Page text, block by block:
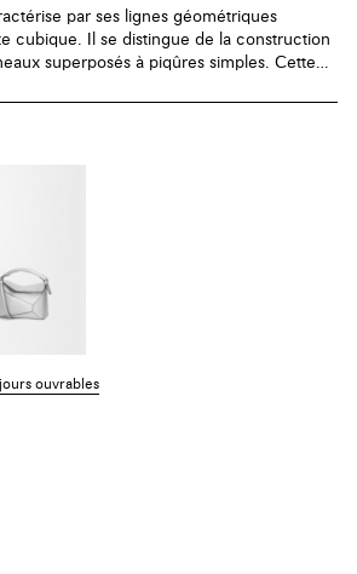
par ses lignes géométriques
cubique. Il se distingue de la construction
superposés à piqûres simples. Cette
en cuir d'agneau laminé.
ouvrables